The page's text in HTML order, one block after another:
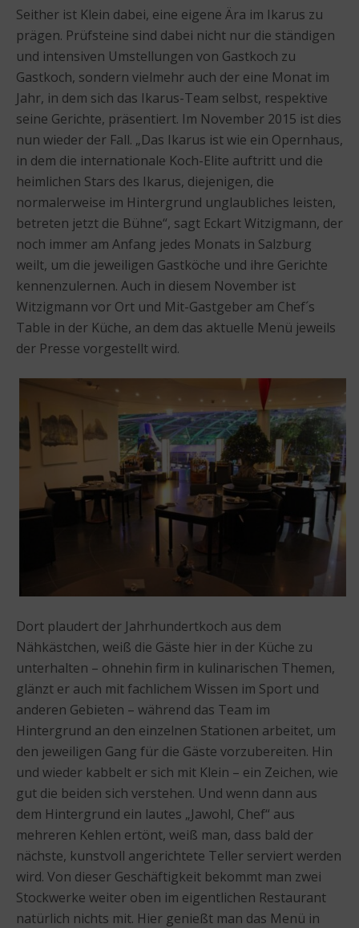
Seither ist Klein dabei, eine eigene Ära im Ikarus zu
prägen. Prüfsteine sind dabei nicht nur die ständigen
und intensiven Umstellungen von Gastkoch zu
Gastkoch, sondern vielmehr auch der eine Monat im
Jahr, in dem sich das Ikarus-Team selbst, respektive
seine Gerichte, präsentiert. Im November 2015 ist dies
nun wieder der Fall. „Das Ikarus ist wie ein Opernhaus,
in dem die internationale Koch-Elite auftritt und die
heimlichen Stars des Ikarus, diejenigen, die
normalerweise im Hintergrund unglaubliches leisten,
betreten jetzt die Bühne“, sagt Eckart Witzigmann, der
noch immer am Anfang jedes Monats in Salzburg
weilt, um die jeweiligen Gastköche und ihre Gerichte
kennenzulernen. Auch in diesem November ist
Witzigmann vor Ort und Mit-Gastgeber am Chef´s
Table in der Küche, an dem das aktuelle Menü jeweils
der Presse vorgestellt wird.
Dort plaudert der Jahrhundertkoch aus dem
Nähkästchen, weiß die Gäste hier in der Küche zu
unterhalten – ohnehin firm in kulinarischen Themen,
glänzt er auch mit fachlichem Wissen im Sport und
anderen Gebieten – während das Team im
Hintergrund an den einzelnen Stationen arbeitet, um
den jeweiligen Gang für die Gäste vorzubereiten. Hin
und wieder kabbelt er sich mit Klein – ein Zeichen, wie
gut die beiden sich verstehen. Und wenn dann aus
dem Hintergrund ein lautes „Jawohl, Chef“ aus
mehreren Kehlen ertönt, weiß man, dass bald der
nächste, kunstvoll angerichtete Teller serviert werden
wird. Von dieser Geschäftigkeit bekommt man zwei
Stockwerke weiter oben im eigentlichen Restaurant
natürlich nichts mit. Hier genießt man das Menü in